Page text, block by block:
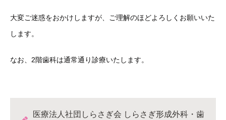
大変ご迷惑をおかけしますが、ご理解のほどよろしくお願いいた
します。
なお、2階歯科は通常通り診療いたします。
医療法人社団しらさぎ会 しらさぎ形成外科・歯